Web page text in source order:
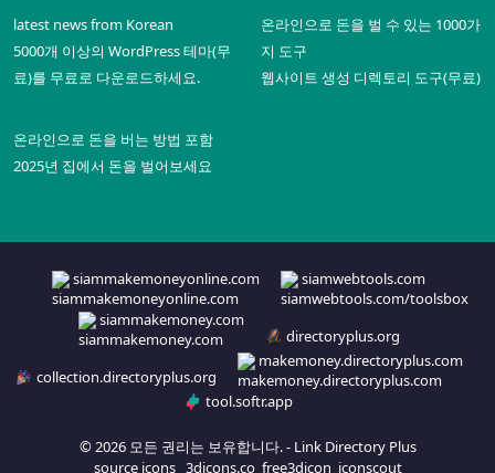
latest news from Korean
5000개 이상의 WordPress 테마(무
료)를 무료로 다운로드하세요.
온라인으로 돈을 벌 수 있는 1000가
지 도구
웹사이트 생성 디렉토리 도구(무료)
온라인으로 돈을 버는 방법 포함
2025년 집에서 돈을 벌어보세요
siammakemoneyonline.com siamwebtools.com
siammakemoney.com
directoryplus.org
collection.directoryplus.org
makemoney.directoryplus.com
tool.softr.app
© 2026 모든 권리는 보유합니다. - Link Directory Plus
source icons 3dicons.co free3dicon iconscout